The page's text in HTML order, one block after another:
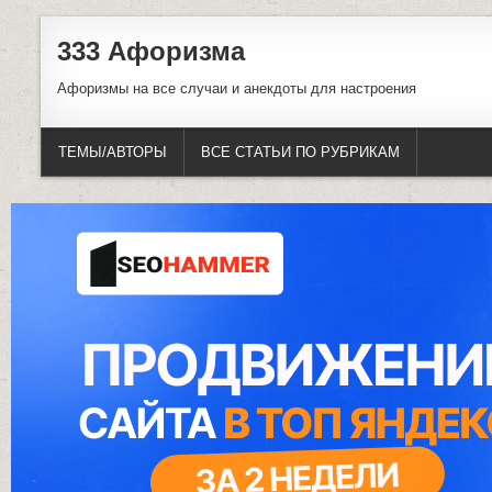
333 Афоризма
Афоризмы на все случаи и анекдоты для настроения
ТЕМЫ/АВТОРЫ ВСЕ СТАТЬИ ПО РУБРИКАМ